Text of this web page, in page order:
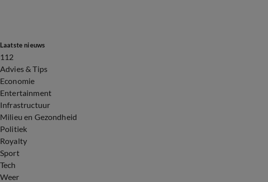
Laatste nieuws
112
Advies & Tips
Economie
Entertainment
Infrastructuur
Milieu en Gezondheid
Politiek
Royalty
Sport
Tech
Weer